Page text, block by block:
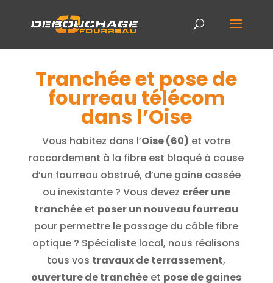
Tranchée et pose de
fourreau télécom
dans l’Oise
Vous habitez dans l’Oise (60) et votre
raccordement à la fibre est bloqué à cause
d’un fourreau obstrué, d’une gaine cassée
ou inexistante ? Vous devez créer une
tranchée et poser un nouveau fourreau
pour permettre le passage du câble fibre
optique ? Spécialiste local, nous réalisons
tous vos travaux de terrassement,
ouverture de tranchée et pose de gaines